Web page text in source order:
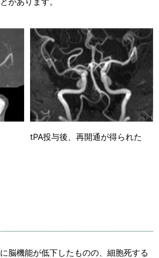
tPA投与後、再開通が得られた
脳機能が低下したものの、細胞死する